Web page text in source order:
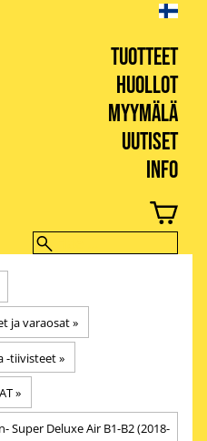
TUOTTEET
HUOLLOT
MYYMÄLÄ
UUTISET
INFO
ja varaosat‪»
-tiivisteet‪»
‪»
Super Deluxe Air B1-B2 (2018-